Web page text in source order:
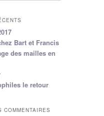
Bart et Francis
des mailles en
le retour
COMMENTAIRES